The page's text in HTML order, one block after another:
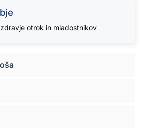
otrok in mladostnikov